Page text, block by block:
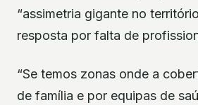
“assimetria gigante no
resposta por falta de
“Se temos zonas onde a
de família e por equipas de